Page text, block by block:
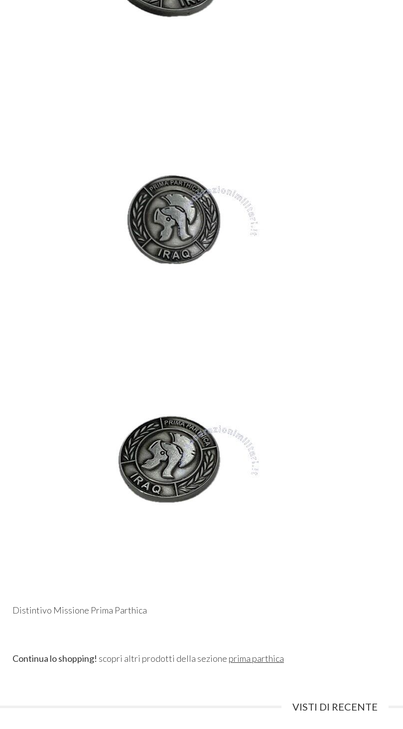
Distintivo Missione Prima Parthica
Continua lo shopping! scopri altri prodotti della sezione prima parthica
VISTI DI RECENTE